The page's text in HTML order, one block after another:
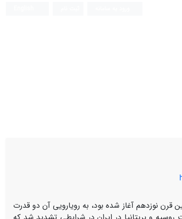
قرن نوزدهم آغاز شده بود، به رویارویی آن دو قدرت